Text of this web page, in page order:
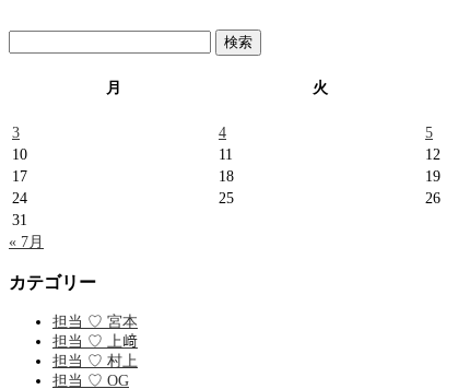
索:
月
火
3
4 5
10
11 12
17
18 19
24
25 26
31
« 7月
カテゴリー
担当 ♡ 宮本
担当 ♡ 上﨑
担当 ♡ 村上
担当 ♡ OG